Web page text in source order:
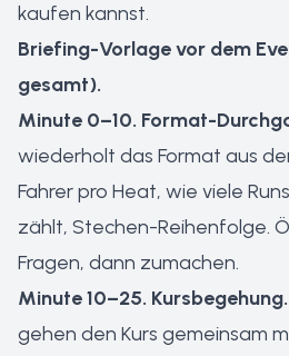
kaufen kannst.
Briefing-Vorlage vor dem
gesamt).
Minute 0–10. Format-
wiederholt das Format aus
Fahrer pro Heat, wie viele
zählt, Stechen-Reihenfolge.
Fragen, dann zumachen.
Minute 10–25. Kursbegehung.
gehen den Kurs gemeinsam